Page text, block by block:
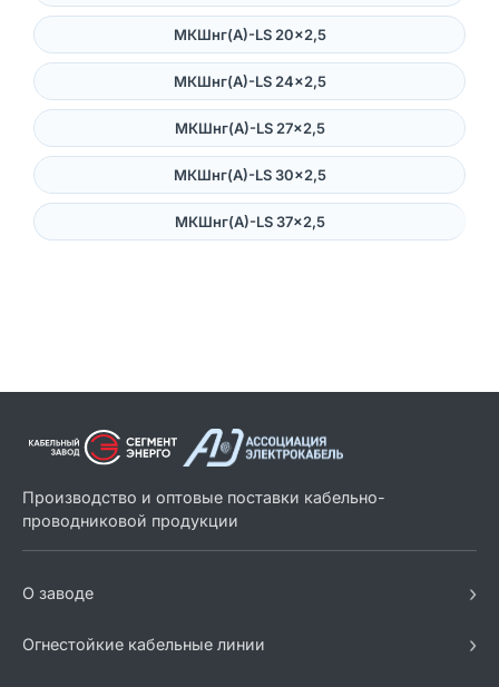
МКШнг(А)-LS 20×2,5
МКШнг(А)-LS 24×2,5
МКШнг(А)-LS 27×2,5
МКШнг(А)-LS 30×2,5
МКШнг(А)-LS 37×2,5
Производство и оптовые поставки кабельно-
проводниковой продукции
О заводе ›
Огнестойкие кабельные линии ›